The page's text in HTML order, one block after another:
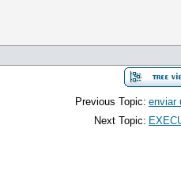
Previous Topic: enviar
Next Topic: